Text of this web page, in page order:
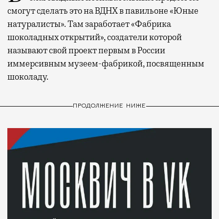
смогут сделать это на ВДНХ в павильоне «Юные
натуралисты». Там заработает «Фабрика
шоколадных открытий», создатели которой
называют свой проект первым в России
иммерсивным музеем-фабрикой, посвященным
шоколаду.
ПРОДОЛЖЕНИЕ НИЖЕ